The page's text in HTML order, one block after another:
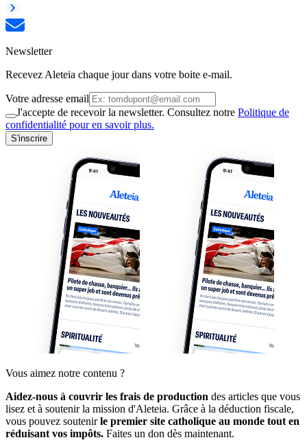
Newsletter
Recevez Aleteia chaque jour dans votre boite e-mail.
Votre adresse email
J'accepte de recevoir la newsletter. Consultez notre Politique de
confidentialité pour en savoir plus.
S'inscrire
Vous aimez notre contenu ?
Aidez-nous à couvrir les frais de production des articles que vous
lisez et à soutenir la mission d'Aleteia. Grâce à la déduction fiscale,
vous pouvez soutenirle premier site catholique au monde tout en
réduisant vos impôts. Faites un don dès maintenant.